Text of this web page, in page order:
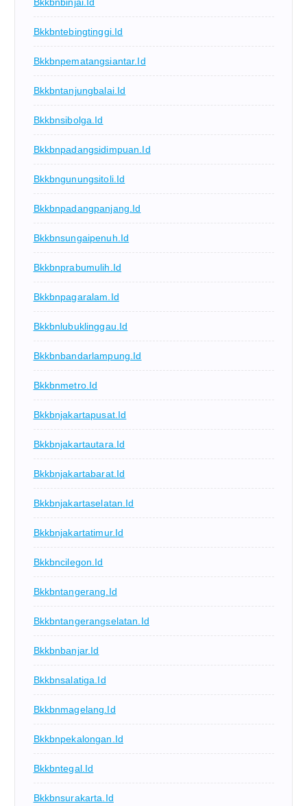
Bkkbntebingtinggi.id
Bkkbnpematangsiantar.id
Bkkbntanjungbalai.id
Bkkbnsibolga.id
Bkkbnpadangsidimpuan.id
Bkkbngunungsitoli.id
Bkkbnpadangpanjang.id
Bkkbnsungaipenuh.id
Bkkbnprabumulih.id
Bkkbnpagaralam.id
Bkkbnlubuklinggau.id
Bkkbnbandarlampung.id
Bkkbnmetro.id
Bkkbnjakartapusat.id
Bkkbnjakartautara.id
Bkkbnjakartabarat.id
Bkkbnjakartaselatan.id
Bkkbnjakartatimur.id
Bkkbncilegon.id
Bkkbntangerang.id
Bkkbntangerangselatan.id
Bkkbnbanjar.id
Bkkbnsalatiga.id
Bkkbnmagelang.id
Bkkbnpekalongan.id
Bkkbntegal.id
Bkkbnsurakarta.id